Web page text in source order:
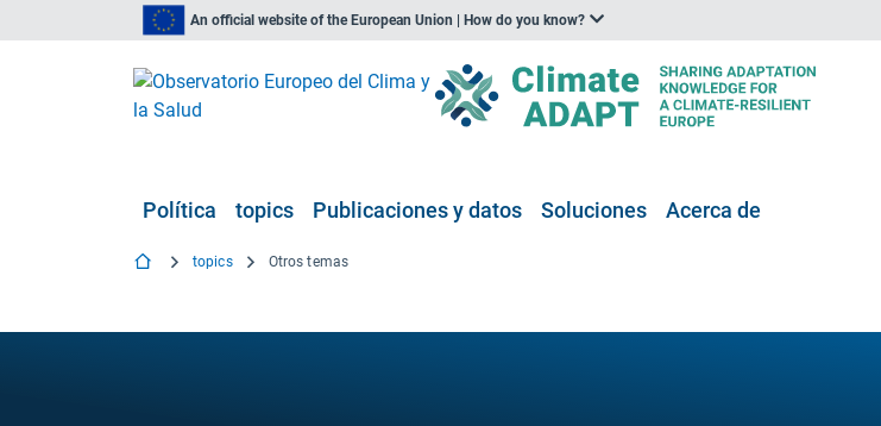
An official website of the European Union | How do you know?
Política topics Publicaciones y datos Soluciones Acerca de
topics Otros temas